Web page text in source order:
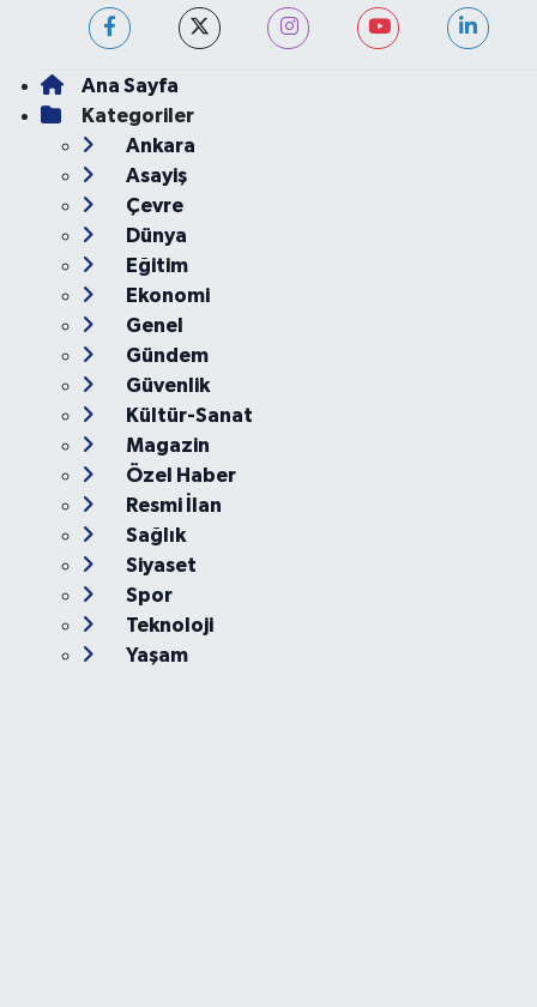
Ana Sayfa
Kategoriler
Ankara
Asayiş
Çevre
Dünya
Eğitim
Ekonomi
Genel
Gündem
Güvenlik
Kültür-Sanat
Magazin
Özel Haber
Resmi İlan
Sağlık
Siyaset
Spor
Teknoloji
Yaşam